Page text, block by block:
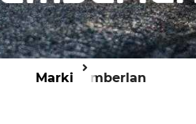
Marki Zamberlan